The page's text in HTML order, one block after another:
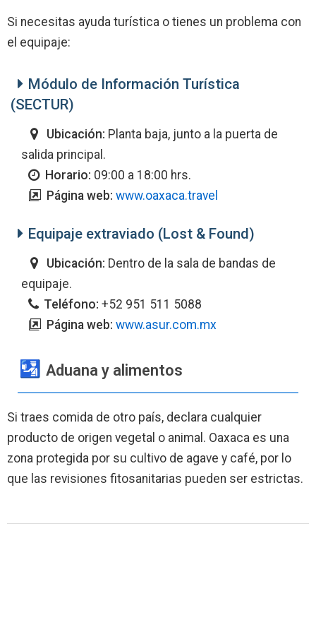
Si necesitas ayuda turística o tienes un problema con
el equipaje:
Módulo de Información Turística
(SECTUR)
Ubicación: Planta baja, junto a la puerta de
salida principal.
Horario: 09:00 a 18:00 hrs.
Página web: www.oaxaca.travel
Equipaje extraviado (Lost & Found)
Ubicación: Dentro de la sala de bandas de
equipaje.
Teléfono: +52 951 511 5088
Página web: www.asur.com.mx
Aduana y alimentos
Si traes comida de otro país, declara cualquier
producto de origen vegetal o animal. Oaxaca es una
zona protegida por su cultivo de agave y café, por lo
que las revisiones fitosanitarias pueden ser estrictas.